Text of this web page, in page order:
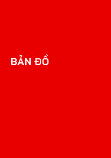
BẢN ĐỒ